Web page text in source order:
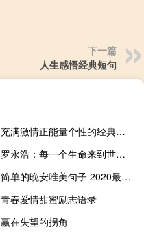
下一篇
人生感悟经典短句
充满激情正能量个性的经典语录
罗永浩：每一个生命来到世间都注定改变世界
简单的晚安唯美句子 2020最新晚安心语唯美经典
青春爱情甜蜜励志语录
赢在失望的拐角